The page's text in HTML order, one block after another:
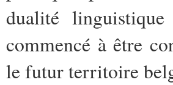
dualité
commencé à être
le futur territoire